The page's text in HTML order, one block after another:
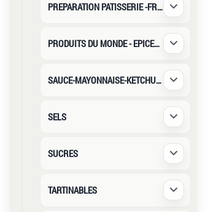
PREPARATION PATISSERIE -FRUITS SECS Déplier /
PRODUITS DU MONDE - EPICERIE Déplier /
SAUCE-MAYONNAISE-KETCHUP-TOMAT Déplier /
SELS Déplier /
SUCRES Déplier /
TARTINABLES Déplier /